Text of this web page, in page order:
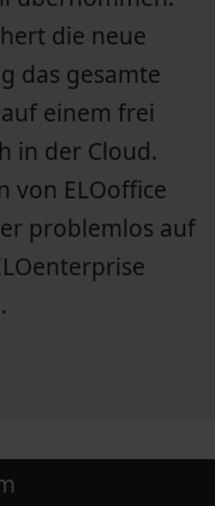
die neue
das gesamte
einem frei
in der Cloud.
von ELOoffice
problemlos auf